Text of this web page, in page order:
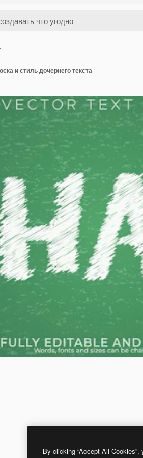
и стиль дочернего текста
By clicking “Accept All